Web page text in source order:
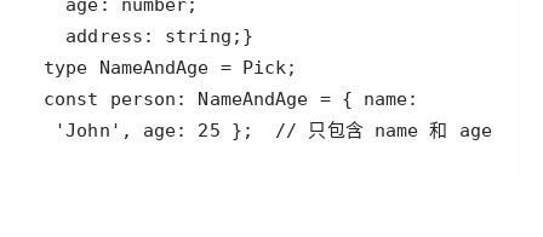
'John', age: 25 };  // 只包含 name 和 age 属性